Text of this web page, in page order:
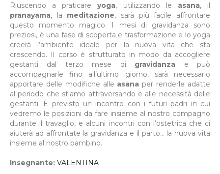
Riuscendo a praticareyoga, utilizzando le asana, il
pranayama, la meditazione, sarà più facile affrontare
questo momento magico. I mesi di gravidanza sono
preziosi, è una fase di scoperta e trasformazione e lo yoga
creerà l’ambiente ideale per la nuova vita che sta
crescendo. Il corso è strutturato in modo da accogliere
gestanti dal terzo mese di gravidanza e può
accompagnarle fino all’ultimo giorno, sarà necessario
apportare delle modifiche alle asana per renderle adatte
al periodo che stiamo attraversando e alle necessità delle
gestanti. È previsto un incontro con i futuri padri in cui
vedremo le posizioni da fare insieme al nostro compagno
durante il travaglio, e alcuni incontri con l’ostetrica che ci
aiuterà ad affrontate la gravidanza e il parto… la nuova vita
insieme al nostro bambino.
Insegnante: VALENTINA